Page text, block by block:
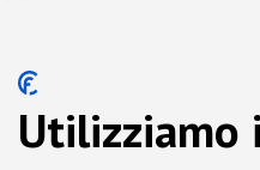
Utilizziamo